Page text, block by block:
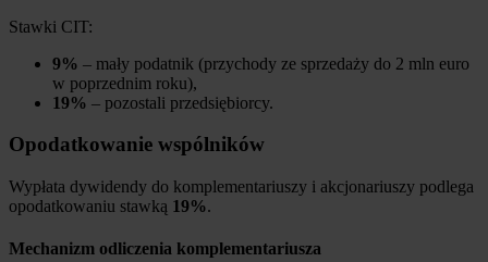
Stawki CIT:
9% – mały podatnik (przychody ze sprzedaży do 2 mln euro
w poprzednim roku),
19% – pozostali przedsiębiorcy.
Opodatkowanie wspólników
Wypłata dywidendy do komplementariuszy i akcjonariuszy podlega
opodatkowaniu stawką 19%.
Mechanizm odliczenia komplementariusza